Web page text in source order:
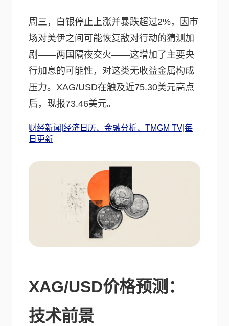
周三，白银停止上涨并暴跌超过2%，因市
场对美伊之间可能恢复敌对行动的猜测加
剧——两国隔夜交火——这增加了主要央
行加息的可能性，对这类无收益金属构成
压力。XAG/USD在触及近75.30美元高点
后，现报73.46美元。
财经新闻|经济日历、金融分析、TMGM TV|每
日更新
XAG/USD价格预测：
技术前景